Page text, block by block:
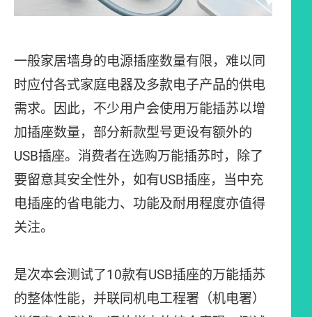
一般家居墙身的电源插座数量有限，难以同
时应付各式家庭电器及多款电子产品的供电
需求。因此，不少用户会使用万能插苏以增
加插座数量，部分新款型号更设有额外的
USB插座。消费者在选购万能插苏时，除了
要留意其安全性外，如有USB插座，当中充
电插座的省电能力、功能及耐用程度亦值得
关注。
是次本会测试了10款有USB插座的万能插苏
的整体性能，并联同机电工程署（机电署）